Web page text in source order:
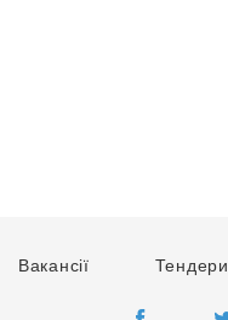
Вакансії Тендери